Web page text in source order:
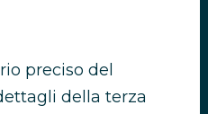
preciso del
della terza